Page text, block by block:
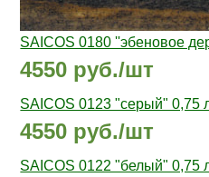
SAICOS 0180 ''эбеновое
4550 руб./шт
SAICOS 0123 "cерый" 0,75
4550 руб./шт
SAICOS 0122 "белый" 0,75